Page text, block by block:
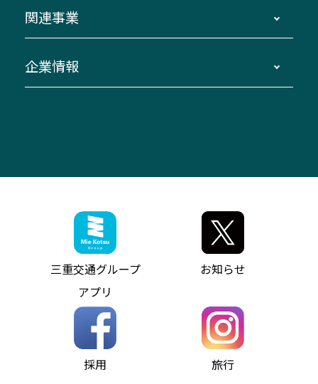
迂回・休止について
臨時バスについて
伊勢二見鳥羽周遊バスCANばす
「みえブルーライン」（三重大学病院直通バ
神都ライナー
ミジュマルのラッピングバス（鈴鹿管内）
参宮バス
神都バス
パールシャトル
バス情報の見える化
コミュニティバス
バス・タクシー交通広告
南紀～VISON～名古屋
桑名・長島温泉・金城ふ頭駅～中部国際空港
（休止中）
お客様駐車場のご案内
アイコンの説明
インターネット予約
よくあるご質問
お問い合わせ
お問い合わせ
貸切バス団体旅行
美し国周遊ばす
関連事業
自家用自動車車両運行管理
ザ・バスコレクション三重交通バスセット
三重交通公式グッズ
企業情報
ファンコーナー
お問い合わせ
お知らせ・最新情報一覧
ニュースリリース
お問い合わせ
個人情報保護方針
ソーシャルメディア運用ポリシー
ホームページのご利用にあたって
三重交通グループ
アプリ
お知らせ
採用 旅行